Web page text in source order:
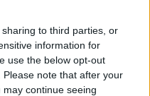
to third parties, or
information for
use the below opt-out
note that after your
continue seeing
ταψιά μεσημεριανό,
τους